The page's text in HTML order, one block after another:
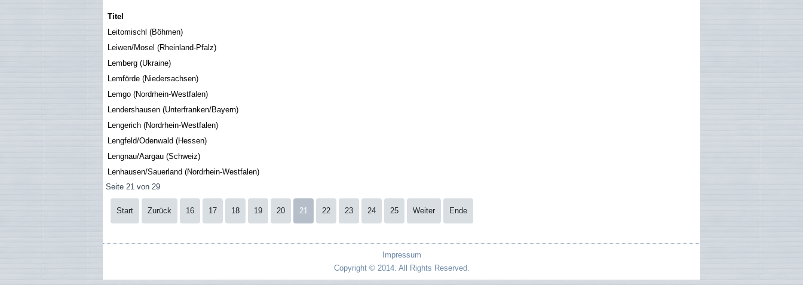
Titel
Leitomischl (Böhmen)
Leiwen/Mosel (Rheinland-Pfalz)
Lemberg (Ukraine)
Lemförde (Niedersachsen)
Lemgo (Nordrhein-Westfalen)
Lendershausen (Unterfranken/Bayern)
Lengerich (Nordrhein-Westfalen)
Lengfeld/Odenwald (Hessen)
Lengnau/Aargau (Schweiz)
Lenhausen/Sauerland (Nordrhein-Westfalen)
Seite 21 von 29
Start Zurück 16 17 18 19 20 21 22 23 24 25 Weiter Ende
Impressum
Copyright © 2014. All Rights Reserved.